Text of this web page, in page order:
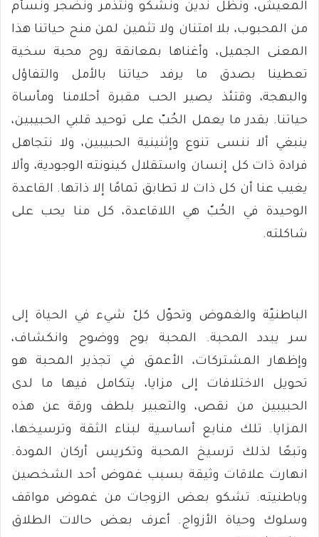
المعيش، ونظل ندين ونشكو ونتذمر ونضجر ونسأم
من المحبوب، بلا امتنان ولا تثمين لمن منح حياتنا هذا
المعنى الجميل، وأغناها بمعانقة روح محبة سخية
تعطينا بصدق ما يرفد حياتنا بالأمل والتفاؤل
والبهجة، وقتئذ يصير الحب مقبرة أحلامنا ومأساة
حياتنا. بقدر ما يعمل الحُبّ على توحيد قلبي الحبيبين،
ينبغي ألا ننسى تنوع وإثنينية الحبيبين، ولا نتجاهل
فرادة ذات كل إنسان واستقلال كينونته الوجودية، وألا
يغيب عنا أن كل ذات لا تطابق تمامًا إلا ذاتها. القاعدة
الوحيدة في الحُبّ هي اللاقاعدة، كل منا يحب على
شاكلته.
الباطنيّة والغموض وتحوّل كلّ شيء في الحياة إلى
سر يبدد المحبة. المحبة بوح ووضوح وانكشاف،
وإظهار المشتركات، الأعمق في تجذير المحبة هو
تحويل الاختلافات إلى مزايا، يتكامل فيها ما لدى
الحبيبين من نقص، والتعبير بلطف ورقة عن هذه
المزايا. تلك منابع أساسية لبناء الثقة وترسيخها،
وتبعًا لذلك ترسيخ المحبة وتكريس أركان المودة.
انهارت علاقات وثيقة بسبب غموض أحد الشخصين
وباطنيته. تشكو بعض الزوجات من غموض مواقف
وسلوك وحياة الأزواج. أعرف بعض حالات الطلاق